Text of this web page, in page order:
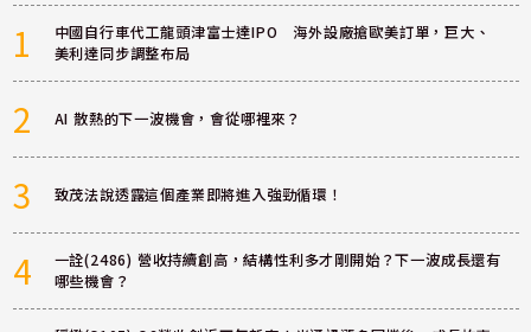
1
中國自行車代工龍頭津富士達IPO 海外設廠搶歐美訂單，巨大、
美利達同步調整布局
2 AI 散熱的下一波機會，會從哪裡來？
3 致茂法說透露這個產業即將進入強勁循環！
4
一詮(2486) 營收持續創高，結構性利多才剛開始？下一波成長還有
哪些機會？